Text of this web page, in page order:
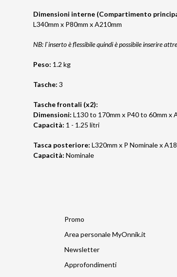
Dimensioni interne (Compartimento
L340mm x P80mm x A210mm
NB: l`inserto è flessibile quindi è possibile inserire
Peso: 1.2 kg
Tasche: 3
Tasche frontali (x2):
Dimensioni: L130 to 170mm x P40 to 60mm x
Capacità: 1 - 1.25 litri
Tasca posteriore: L320mm x P Nominale x
Capacità: Nominale
Promo
Area personale MyOnnik.it
Newsletter
Approfondimenti